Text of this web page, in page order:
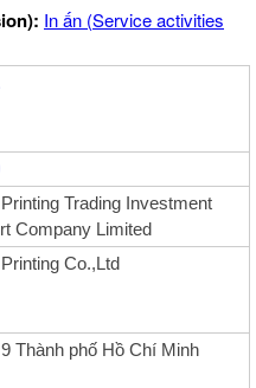
In ấn (Service activities
Trading Investment
Company Limited
Co.,Ltd
Thành phố Hồ Chí Minh